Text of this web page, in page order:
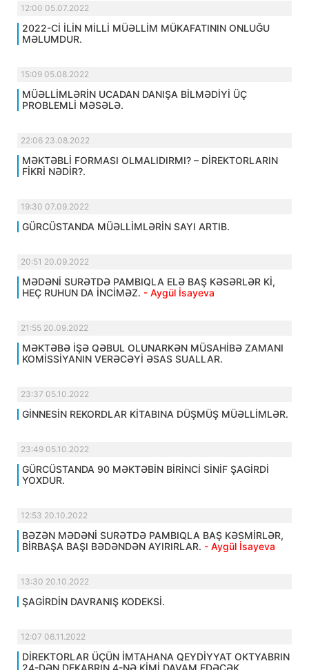
12:00 05.07.2022
2022-Cİ İLİN MİLLİ MÜƏLLİM MÜKAFATININ ONLUĞU
MƏLUMDUR.
15:09 05.08.2022
MÜƏLLİMLƏRİN UCADAN DANIŞA BİLMƏDİYİ ÜÇ
PROBLEMLİ MƏSƏLƏ.
22:06 23.08.2022
MƏKTƏBLİ FORMASI OLMALIDIRMI? – DİREKTORLARIN
FİKRİ NƏDİR?.
19:30 07.09.2022
GÜRCÜSTANDA MÜƏLLİMLƏRİN SAYI ARTIB.
20:51 20.09.2022
MƏDƏNİ SURƏTDƏ PAMBIQLA ELƏ BAŞ KƏSƏRLƏR Kİ,
HEÇ RUHUN DA İNCİMƏZ. - Aygül İsayeva
21:55 20.09.2022
MƏKTƏBƏ İŞƏ QƏBUL OLUNARKƏN MÜSAHİBƏ ZAMANI
KOMİSSİYANIN VERƏCƏYİ ƏSAS SUALLAR.
23:37 05.10.2022
GİNNESİN REKORDLAR KİTABINA DÜŞMÜŞ MÜƏLLİMLƏR.
23:49 05.10.2022
GÜRCÜSTANDA 90 MƏKTƏBİN BİRİNCİ SİNİF ŞAGİRDİ
YOXDUR.
12:53 20.10.2022
BƏZƏN MƏDƏNİ SURƏTDƏ PAMBIQLA BAŞ KƏSMİRLƏR,
BİRBAŞA BAŞI BƏDƏNDƏN AYIRIRLAR. - Aygül İsayeva
13:30 20.10.2022
ŞAGİRDİN DAVRANIŞ KODEKSİ.
12:07 06.11.2022
DİREKTORLAR ÜÇÜN İMTAHANA QEYDİYYAT OKTYABRIN